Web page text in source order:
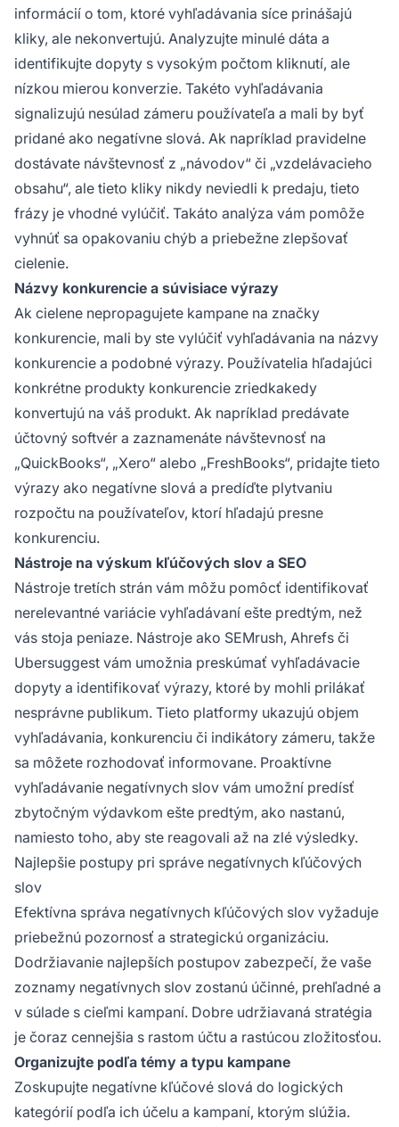
informácií o tom, ktoré vyhľadávania síce prinášajú
kliky, ale nekonvertujú. Analyzujte minulé dáta a
identifikujte dopyty s vysokým počtom kliknutí, ale
nízkou mierou konverzie. Takéto vyhľadávania
signalizujú nesúlad zámeru používateľa a mali by byť
pridané ako negatívne slová. Ak napríklad pravidelne
dostávate návštevnosť z „návodov“ či „vzdelávacieho
obsahu“, ale tieto kliky nikdy neviedli k predaju, tieto
frázy je vhodné vylúčiť. Takáto analýza vám pomôže
vyhnúť sa opakovaniu chýb a priebežne zlepšovať
cielenie.
Názvy konkurencie a súvisiace výrazy
Ak cielene nepropagujete kampane na značky
konkurencie, mali by ste vylúčiť vyhľadávania na názvy
konkurencie a podobné výrazy. Používatelia hľadajúci
konkrétne produkty konkurencie zriedkakedy
konvertujú na váš produkt. Ak napríklad predávate
účtovný softvér a zaznamenáte návštevnosť na
„QuickBooks“, „Xero“ alebo „FreshBooks“, pridajte tieto
výrazy ako negatívne slová a predíďte plytvaniu
rozpočtu na používateľov, ktorí hľadajú presne
konkurenciu.
Nástroje na výskum kľúčových slov a SEO
Nástroje tretích strán vám môžu pomôcť identifikovať
nerelevantné variácie vyhľadávaní ešte predtým, než
vás stoja peniaze. Nástroje ako SEMrush, Ahrefs či
Ubersuggest vám umožnia preskúmať vyhľadávacie
dopyty a identifikovať výrazy, ktoré by mohli prilákať
nesprávne publikum. Tieto platformy ukazujú objem
vyhľadávania, konkurenciu či indikátory zámeru, takže
sa môžete rozhodovať informovane. Proaktívne
vyhľadávanie negatívnych slov vám umožní predísť
zbytočným výdavkom ešte predtým, ako nastanú,
namiesto toho, aby ste reagovali až na zlé výsledky.
Najlepšie postupy pri správe negatívnych kľúčových
slov
Efektívna správa negatívnych kľúčových slov vyžaduje
priebežnú pozornosť a strategickú organizáciu.
Dodržiavanie najlepších postupov zabezpečí, že vaše
zoznamy negatívnych slov zostanú účinné, prehľadné a
v súlade s cieľmi kampaní. Dobre udržiavaná stratégia
je čoraz cennejšia s rastom účtu a rastúcou zložitosťou.
Organizujte podľa témy a typu kampane
Zoskupujte negatívne kľúčové slová do logických
kategórií podľa ich účelu a kampaní, ktorým slúžia.